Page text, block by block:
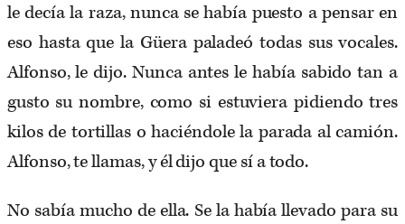
le decía la raza, nunca se había puesto a pensar en
eso hasta que la Güera paladeó todas sus vocales.
Alfonso, le dijo. Nunca antes le había sabido tan a
gusto su nombre, como si estuviera pidiendo tres
kilos de tortillas o haciéndole la parada al camión.
Alfonso, te llamas, y él dijo que sí a todo.
No sabía mucho de ella. Se la había llevado para su